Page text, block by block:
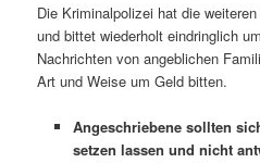
Die Kriminalpolizei hat die
und bittet wiederholt eindringlich
Nachrichten von angeblichen
Art und Weise um Geld bitten.
Angeschriebene sollten
setzen lassen und nicht